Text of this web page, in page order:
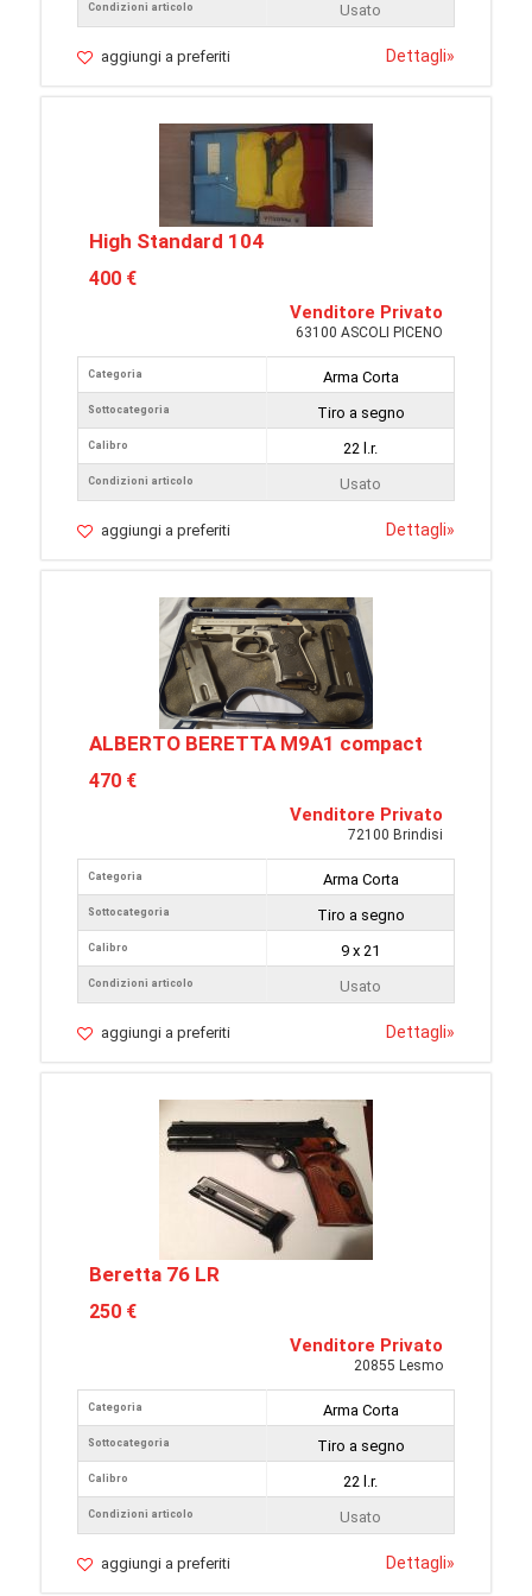
Condizioni articolo
Usato
aggiungi a preferiti Dettagli»
High Standard 104
400 €
Venditore Privato
63100 ASCOLI PICENO
Categoria
Sottocategoria
Calibro
Condizioni articolo
Arma Corta
Tiro a segno
22 l.r.
Usato
aggiungi a preferiti Dettagli»
ALBERTO BERETTA M9A1 compact
470 €
Venditore Privato
72100 Brindisi
Categoria
Sottocategoria
Calibro
Condizioni articolo
Arma Corta
Tiro a segno
9 x 21
Usato
aggiungi a preferiti Dettagli»
Beretta 76 LR
250 €
Venditore Privato
20855 Lesmo
Categoria
Sottocategoria
Calibro
Condizioni articolo
Arma Corta
Tiro a segno
22 l.r.
Usato
aggiungi a preferiti Dettagli»